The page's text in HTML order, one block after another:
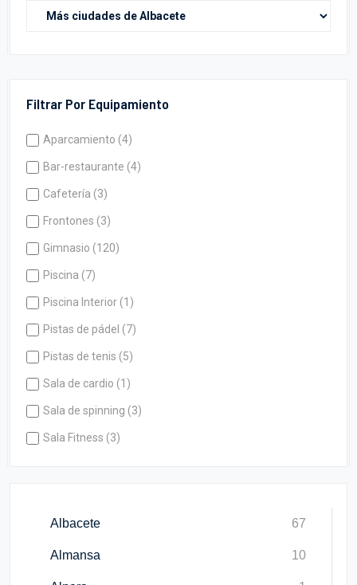
Filtrar Por Equipamiento
Aparcamiento (4)
Bar-restaurante (4)
Cafetería (3)
Frontones (3)
Gimnasio (120)
Piscina (7)
Piscina Interior (1)
Pistas de pádel (7)
Pistas de tenis (5)
Sala de cardio (1)
Sala de spinning (3)
Sala Fitness (3)
Albacete 67
Almansa 10